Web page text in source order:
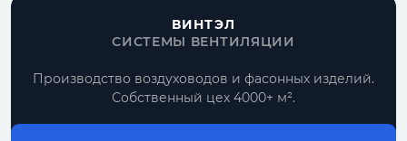
ВИНТЭЛ
СИСТЕМЫ ВЕНТИЛЯЦИИ
Производство воздуховодов и фасонных изделий.
Собственный цех 4000+ м².